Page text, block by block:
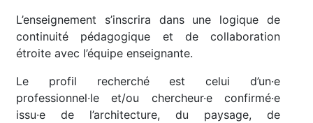
L’enseignement s’inscrira dans une logique de
continuité pédagogique et de collaboration
étroite avec l’équipe enseignante.
Le profil recherché est celui d’un·e
professionnel·le et/ou chercheur·e confirmé·e
issu·e de l’architecture, du paysage, de